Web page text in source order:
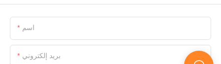
اسم
بريد إلكتروني